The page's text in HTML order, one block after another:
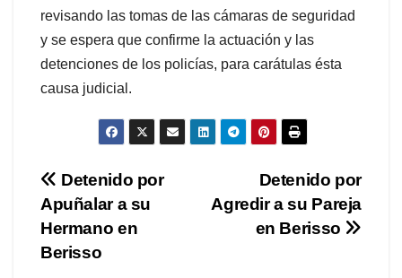
revisando las tomas de las cámaras de seguridad
y se espera que confirme la actuación y las
detenciones de los policías, para carátulas ésta
causa judicial.
Navegación
de
entradas
Detenido por
Agredir a su Pareja
en Berisso
Detenido por
Apuñalar a su
Hermano en
Berisso